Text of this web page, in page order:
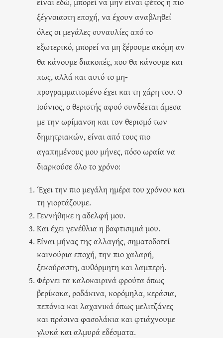
ξέγνοιαστη εποχή, να έχουν αναβληθεί
όλες οι μεγάλες συναυλίες από το
εξωτερικό, μπορεί να μη ξέρουμε ακόμη αν
θα κάνουμε διακοπές, που θα κάνουμε και
πως, αλλά και αυτό το μη-
προγραμματισμένο έχει και τη χάρη του. Ο
Ιούνιος, ο θεριστής αφού συνδέεται άμεσα
με την ωρίμανση και τον θερισμό των
δημητριακών, είναι από τους πιο
αγαπημένους μου μήνες, πόσο ωραία να
διαρκούσε όλο το χρόνο:
Έχει την πιο μεγάλη ημέρα του χρόνου και
τη γιορτάζουμε.
Γεννήθηκε η αδελφή μου.
Και έχει γενέθλια η βαφτισιμιά μου.
Είναι μήνας της αλλαγής, σηματοδοτεί
καινούρια εποχή, την πιο χαλαρή,
ξεκούραστη, αυθόρμητη και λαμπερή.
Φέρνει τα καλοκαιρινά φρούτα όπως
βερίκοκα, ροδάκινα, κορόμηλα, κεράσια,
πεπόνια και λαχανικά όπως μελιτζάνες
και πράσινα φασολάκια και φτιάχνουμε
γλυκά και αλμυρά εδέσματα.